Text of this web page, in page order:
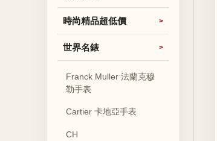
時尚精品超低價
世界名錶
Franck Muller 法蘭克穆
勒手表
Cartier 卡地亞手表
CH